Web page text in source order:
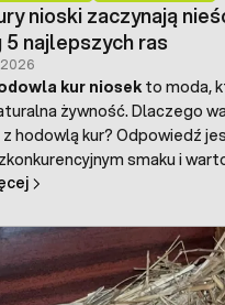
nioski zaczynają
5 najlepszych ras
kur niosekto moda,
żywność. Dlaczego
hodowlą kur? Odpowiedź
smaku i
Decydując się na